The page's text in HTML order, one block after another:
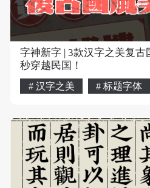
字神新字 | 3款汉字之美复
秒穿越民国！
# 汉字之美 # 标题字体